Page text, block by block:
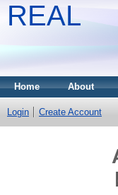
REAL
Home About
Login Create Account